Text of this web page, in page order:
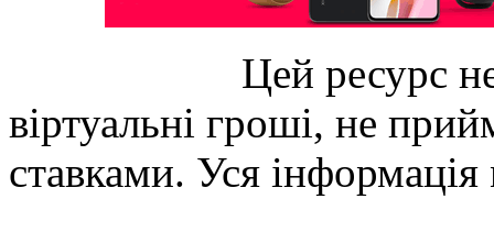
Цей ресурс
віртуальні гроші, не
ставками. Уся